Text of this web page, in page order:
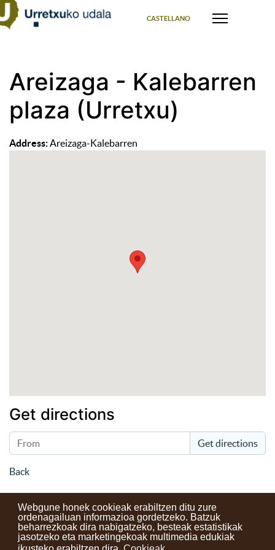
Webgune honek cookieak erabiltzen ditu zure
ordenagailuan informazioa gordetzeko. Batzuk
beharrezkoak dira nabigatzeko, besteak estatistikak
jasotzeko eta marketingekoak multimedia edukiak
CASTELLANO
Areizaga - Kalebarren
plaza (Urretxu)
Address:Areizaga-Kalebarren
Get directions
Get directions
Back
Kontaktuak Erabilera baldintzak Lege oharra
Berriak